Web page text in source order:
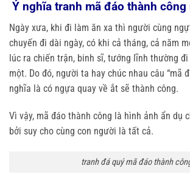
Ý nghĩa tranh mã đáo thành công
Ngày xưa, khi đi làm ăn xa thì người cùng
chuyến đi dài ngày, có khi cả tháng, cả năm
lúc ra chiến trận, binh sĩ, tướng lĩnh thường
một. Do đó, người ta hay chúc nhau câu “mã
nghĩa là có ngựa quay về ắt sẽ thành công.
Vì vậy, mã đáo thành công là hình ảnh ẩn dụ
bởi suy cho cùng con người là tất cả.
tranh đá quý mã đáo thành